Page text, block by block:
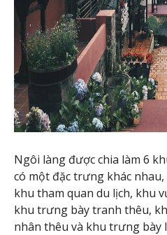
Ngôi làng được chia làm 6
có một đặc trưng khác
khu tham quan du lịch, khu
khu trưng bày tranh thêu,
nhân thêu và khu trưng bày